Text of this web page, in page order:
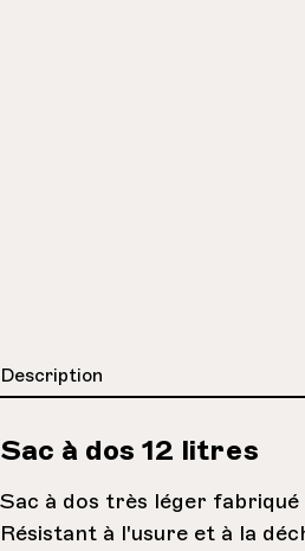
Description
Sac à dos 12 litres
Sac à dos très léger fabriqué
Résistant à l'usure et à la